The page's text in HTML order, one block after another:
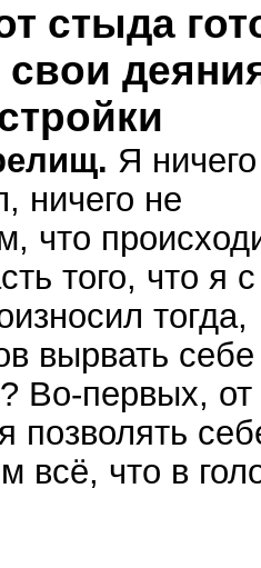
стыда
свои
Я
ничего не
что
того, что я с
тогда,
вырвать себе
Во-первых, от
позволять
всё, что в